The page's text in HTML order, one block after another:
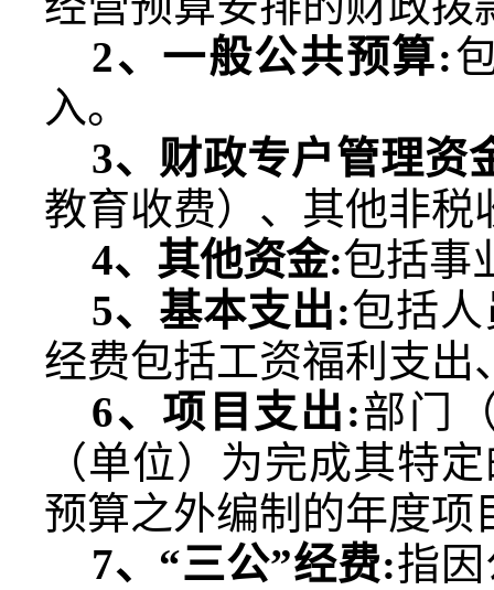
2、一般公共预算:
入。
3、财政专户管理资
教育收费）、其他非税
4、其他资金:包括事
5、基本支出:包括
经费包括工资福利支出
6、项目支出:部门
（单位）为完成其特
预算之外编制的年度项
7、“三公”经费:指